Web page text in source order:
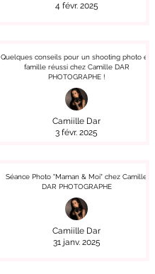
4 févr. 2025
Quelques conseils pour un shooting photo en
famille réussi chez Camille DAR
PHOTOGRAPHE !
Camiille Dar
3 févr. 2025
Séance Photo "Maman & Moi" chez Camille
DAR PHOTOGRAPHE
Camiille Dar
31 janv. 2025